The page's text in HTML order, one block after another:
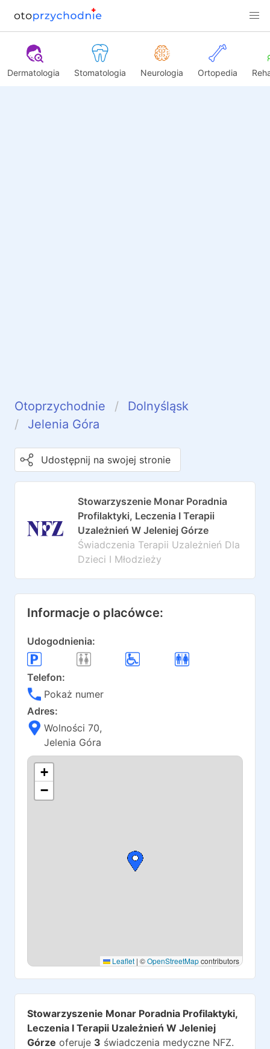
Dermatologia Stomatologia Neurologia Ortopedia
Otoprzychodnie
Dolnyśląsk
Jelenia Góra
Udostępnij na swojej stronie
Stowarzyszenie Monar Poradnia
Profilaktyki, Leczenia I Terapii
Uzależnień W Jeleniej Górze
Świadczenia Terapii Uzależnień Dla
Dzieci I Młodzieży
Informacje o placówce:
Udogodnienia:
Telefon:
Pokaż numer
Adres:
Wolności 70,
Jelenia Góra
+
−
Leaflet | ©OpenStreetMapcontributors
Stowarzyszenie Monar Poradnia Profilaktyki,
Leczenia I Terapii Uzależnień W Jeleniej
Górze oferuje 3 świadczenia medyczne NFZ.